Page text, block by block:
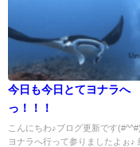
今日も今日とてヨナラへ
っ！！！
こんにちわ♪ブログ更新です
ヨナラへ行って参りましたよぉ♪